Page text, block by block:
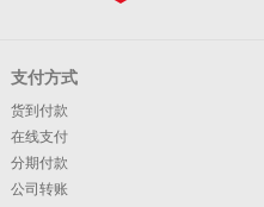
支付方式
货到付款
在线支付
分期付款
公司转账